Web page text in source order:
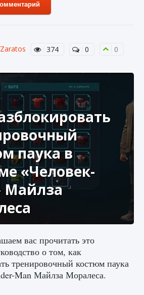
чертеж счастливого
1 151 0 0
Ultimate Team в EA FC
Zaratos 374 0 0
паука в
«Человек-
Майлза
вас прочитать это
о том, как
тренировочный костюм паука
Man Майлза Моралеса.